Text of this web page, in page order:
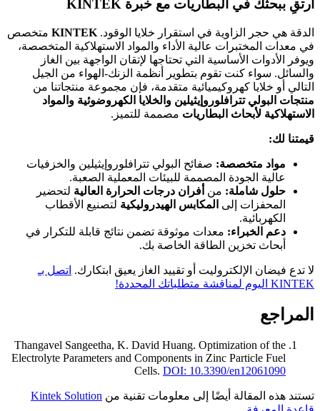
ارتقِ ببحثك في البطاريات مع خبرة KINTEK
الدقة هي حجر الزاوية في استقرار خلايا الوقود. KINTEK متخصص
في معدات المختبرات عالية الأداء والمواد الاستهلاكية المتخصصة،
ويوفر الأدوات الأساسية التي تحتاجها لإتقان الواجهة بين الغاز
والسائل. سواء كنت تقوم بتطوير أنظمة الزنك-الهواء من الجيل
التالي أو خلايا كهروكيميائية متقدمة، فإن مجموعة منتجاتنا من
منتجات البولي تترافلوروإيثيلين والخلايا الكهروضوئية والمواد
الاستهلاكية لأبحاث البطاريات مصممة للتميز.
قيمتنا لك:
مواد متخصصة: صفائح البولي تترافلوروإيثيلين والخزفيات
عالية الجودة المصممة للبيئات المعملية الصعبة.
حلول شاملة: من أفران درجات الحرارة العالية لتحضير
المحفزات إلى المكابس الهيدروليكية لتصنيع الأقطاب
الكهربائية.
دعم الخبراء: معدات موثوقة تضمن نتائج قابلة للتكرار في
أبحاث تخزين الطاقة الخاصة بك.
لا تدع فيضان الإلكتروليت أو تقييد الغاز يعيق ابتكارك. اتصل بـ
KINTEK اليوم لمناقشة متطلباتك المحددة!
المراجع
Thangavel Sangeetha, K. David Huang. Optimization of the
Electrolyte Parameters and Components in Zinc Particle Fuel
Cells. DOI: 10.3390/en12061090
تستند هذه المقالة أيضًا إلى معلومات تقنية من Kintek Solution